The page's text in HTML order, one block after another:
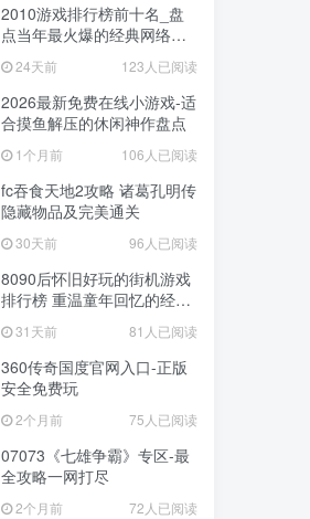
2010游戏排行榜前十名_盘
点当年最火爆的经典网络游
24天前 123人已阅读
2026最新免费在线小游戏-适
合摸鱼解压的休闲神作盘点
1个月前 106人已阅读
fc吞食天地2攻略 诸葛孔明传
隐藏物品及完美通关
30天前 96人已阅读
8090后怀旧好玩的街机游戏
排行榜 重温童年回忆的经典
31天前 81人已阅读
360传奇国度官网入口-正版
安全免费玩
2个月前 75人已阅读
07073《七雄争霸》专区-最
全攻略一网打尽
2个月前 72人已阅读